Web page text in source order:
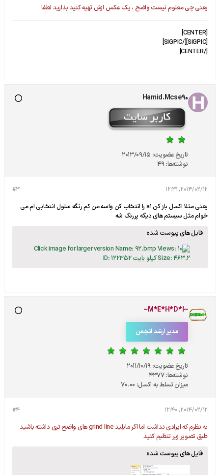
یعنی چی معلوم نیست واضح ، یک عکس ازش تهیه کنید بذارید لطفا
[CENTER]
[SIGPIC][/SIGPIC]
[/CENTER]
Hamid.Mcse90
تاریخ عضویت: 2013/09/15
نوشته‌ها:49
#3 2014/02/12, 12:31
یعنی مثلا اکسل باز کن a1 را انتخاب کن واسه من کم رنگه سلول انتخابی ام می
خوام مثل سیستم های دیگه پررنگ شه
فایل های پیوست شده
~M*E*H*D*I~
مدیر ارشد انجمن
تاریخ عضویت: 2011/10/19
نوشته‌ها:4377
میزان تسلط به اکسل: 70.00
#4 2014/02/12, 12:40
به نظرم که ایرادی نداشت اما اگر مایلید grind line های واضح تری داشته باشید
طبق تصویر زیر تنظیم کنید
فایل های پیوست شده